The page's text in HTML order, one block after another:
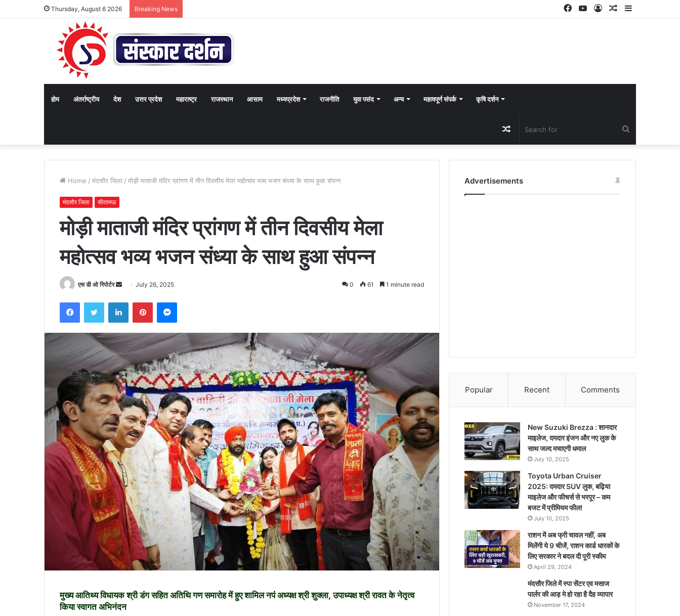
Thursday, August 6 2026 Breaking News Sidebar
Random
Log
YouTube
Facebook
होम अंतर्राष्ट्रीय देश उत्तर प्रदेश महाराष्ट्र राजस्थान आसाम मध्यप्रदेश राजनीति युवा पसंद अन्य महत्वपूर्ण संपर्क कृषि दर्शन
for
Random
Article
Home / मंदसौर जिला / मोड़ी माताजी मंदिर प्रांगण में तीन दिवसीय मेला महोत्सव भव्य भजन संध्या के साथ हुआ संपन्न
मंदसौर जिला सीतामऊ
मोड़ी माताजी मंदिर प्रांगण में तीन दिवसीय मेला
महोत्सव भव्य भजन संध्या के साथ हुआ संपन्न
एस डी ओ रिपोर्टर
SendJuly 26, 2025 0 61 1 minute read
FacebookTwitter LinkedInPinterestMessenger
मुख्य आतिथ्य विधायक श्री डंग सहित अतिथि गण समारोह में हुए शामिल नपं अध्यक्ष श्री शुक्ला, उपाध्यक्ष श्री रावत के नेतृत्व
किया स्वागत अभिनंदन
Advertisements
Popular Recent Comments
New Suzuki Brezza : शानदार
माइलेज, दमदार इंजन और नए लुक के
साथ जल्द मचाएगी धमाल
July 10, 2025
Toyota Urban Cruiser
2025: दमदार SUV लुक, बढ़िया
माइलेज और फीचर्स से भरपूर – कम
बजट में प्रीमियम फील!
July 10, 2025
राशन में अब फ्री चावल नहीं, अब
मिलेंगी ये 9 चीजें, राशन कार्ड धारकों के
लिए सरकार ने बदल दी पूरी स्कीम
April 29, 2024
मंदसौर जिले में स्पा सेंटर एव मसाज
पार्लर की आड़ मे हो रहा है दैह व्यापार
November 17, 2024